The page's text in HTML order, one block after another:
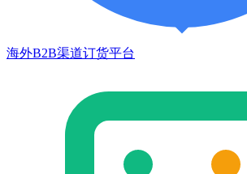
海外B2B渠道订货平台